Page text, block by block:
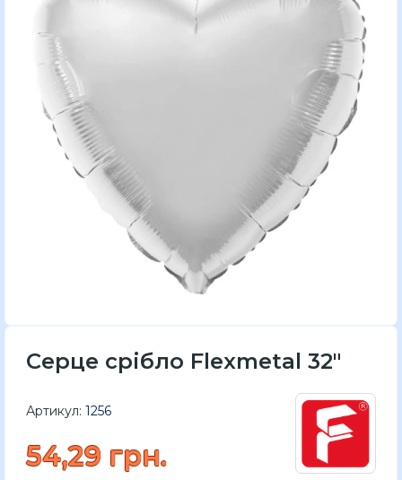
Серце срібло Flexmetal 32"
Артикул: 1256
54,29 грн.